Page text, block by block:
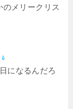
のメリークリス
になるんだろ